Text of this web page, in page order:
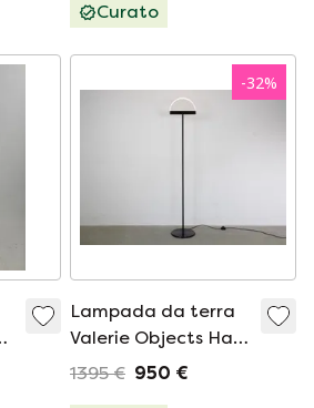
Curato
-32%
Lampada da terra
Valerie Objects Halo
design Maarten de
1395 € 950 €